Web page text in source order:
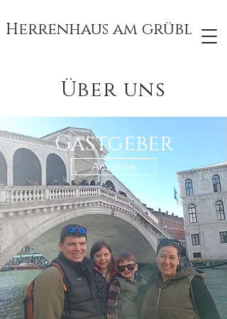
Herrenhaus am grübl
Über uns
Gastgeber
Ansehen